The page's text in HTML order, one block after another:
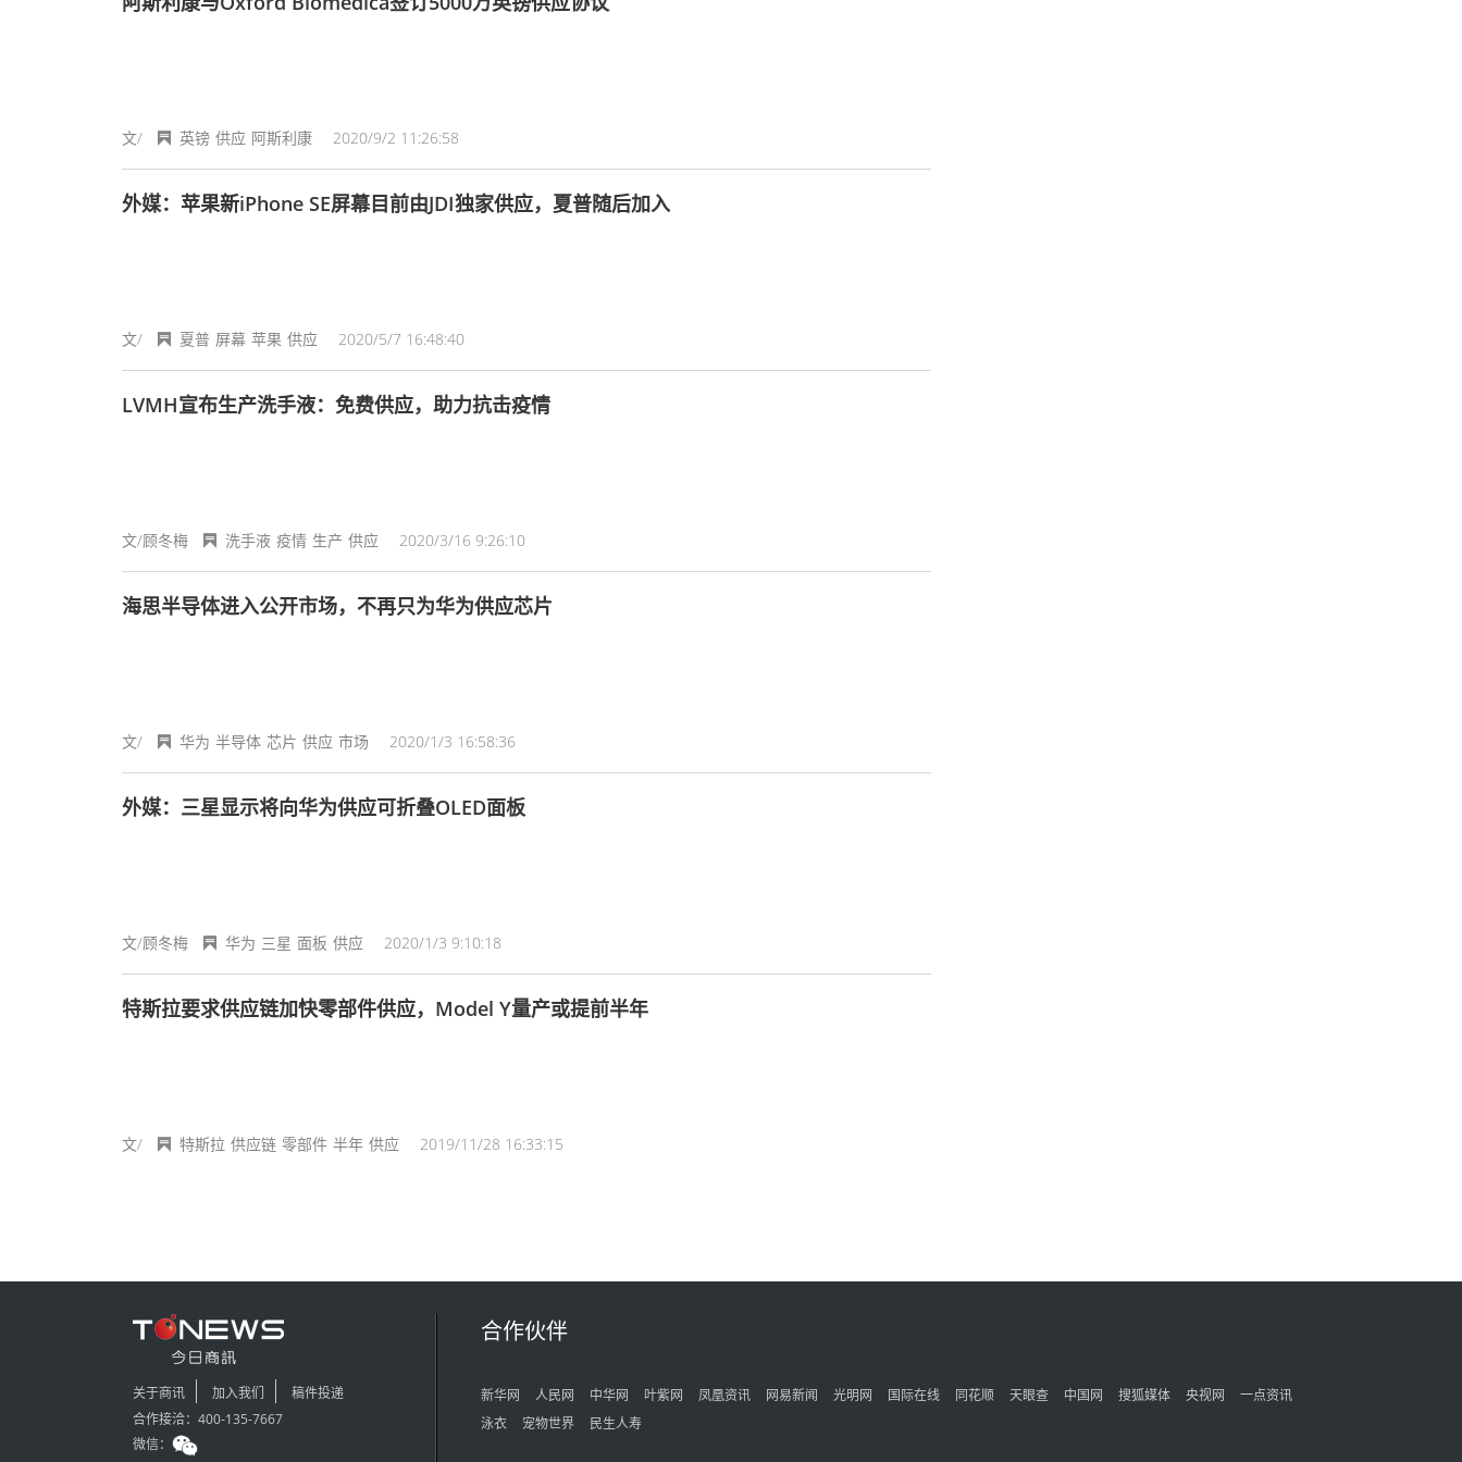
文/ 2020/9/2 11:26:58
英镑 供应 阿斯利康
外媒：苹果新iPhone SE屏幕目前由JDI独家供应，夏普随后加入
文/ 2020/5/7 16:48:40
夏普 屏幕 苹果 供应
LVMH宣布生产洗手液：免费供应，助力抗击疫情
文/顾冬梅 2020/3/16 9:26:10
洗手液 疫情 生产 供应
海思半导体进入公开市场，不再只为华为供应芯片
文/ 2020/1/3 16:58:36
华为 半导体 芯片 供应 市场
外媒：三星显示将向华为供应可折叠OLED面板
文/顾冬梅 2020/1/3 9:10:18
华为 三星 面板 供应
特斯拉要求供应链加快零部件供应，Model Y量产或提前半年
文/ 2019/11/28 16:33:15
特斯拉 供应链 零部件 半年 供应
关于商讯 加入我们
稿件投递
合作接洽：400-135-7667
微信：
合作伙伴
新华网 人民网 中华网 叶紫网 凤凰资讯 网易新闻 光明网 国际在线 同花顺 天眼查 中国网 搜狐媒体 央视网
一点资讯
泳衣
宠物世界 民生人寿